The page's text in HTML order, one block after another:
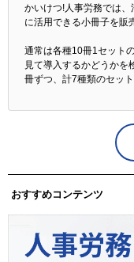
かいけつ!人事労務では
に活用できる小冊子を販
通常は各種10冊1セット
見て導入するかどうかを
冊ずつ、計7種類のセッ
おすすめコンテンツ